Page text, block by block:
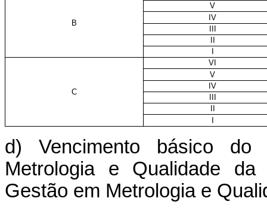
B
V
IV
C
VI
V
IV
d) Vencimento básico
Metrologia e Qualidade
Gestão em Metrologia e